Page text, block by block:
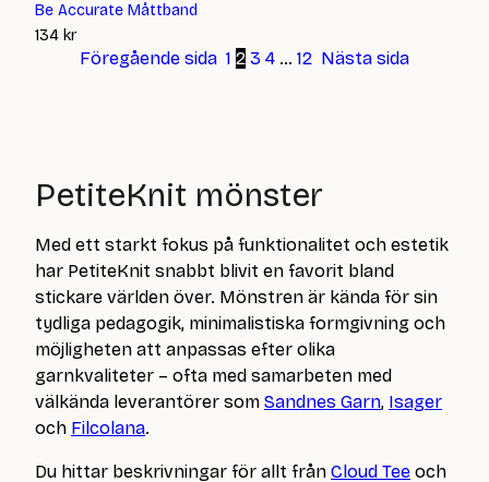
Be Accurate Måttband
134 kr
Föregående sida 1 2 3 4 … 12 Nästa sida
PetiteKnit mönster
Med ett starkt fokus på funktionalitet och estetik
har PetiteKnit snabbt blivit en favorit bland
stickare världen över. Mönstren är kända för sin
tydliga pedagogik, minimalistiska formgivning och
möjligheten att anpassas efter olika
garnkvaliteter – ofta med samarbeten med
välkända leverantörer som Sandnes Garn, Isager
och Filcolana.
Du hittar beskrivningar för allt från Cloud Tee och